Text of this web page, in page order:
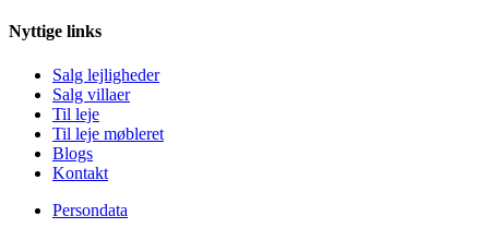
Nyttige links
Salg lejligheder
Salg villaer
Til leje
Til leje møbleret
Blogs
Kontakt
Persondata